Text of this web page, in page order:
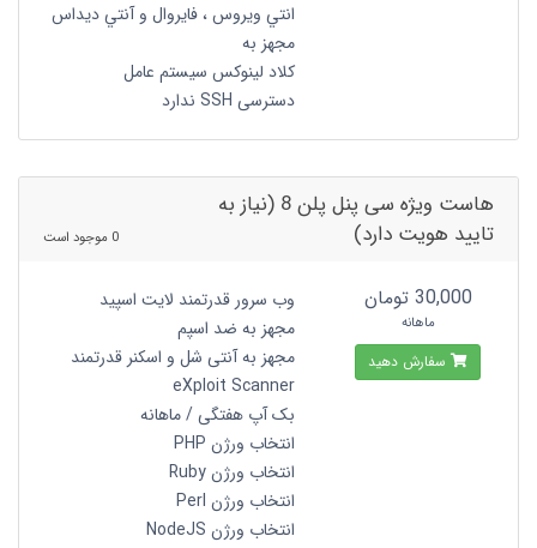
انتي ويروس ، فايروال و آنتي ديداس
مجهز به
کلاد لینوکس سیستم عامل
دسترسی SSH ندارد
هاست ویژه سی پنل پلن 8 (نیاز به
تایید هویت دارد)
0 موجود است
وب سرور قدرتمند لایت اسپید
مجهز به ضد اسپم
مجهز به آنتی شل و اسکنر قدرتمند
eXploit Scanner
بک آپ هفتگی / ماهانه
انتخاب ورژن PHP
انتخاب ورژن Ruby
انتخاب ورژن Perl
انتخاب ورژن NodeJS
30,000 تومان
ماهانه
سفارش دهید